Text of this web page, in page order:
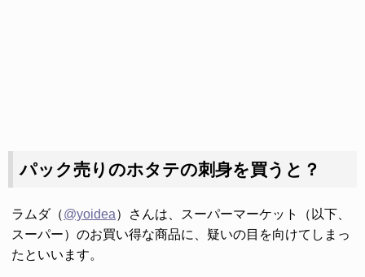
パック売りのホタテの刺身を買うと？
ラムダ（@yoidea）さんは、スーパーマーケット（以下、
スーパー）のお買い得な商品に、疑いの目を向けてしまっ
たといいます。